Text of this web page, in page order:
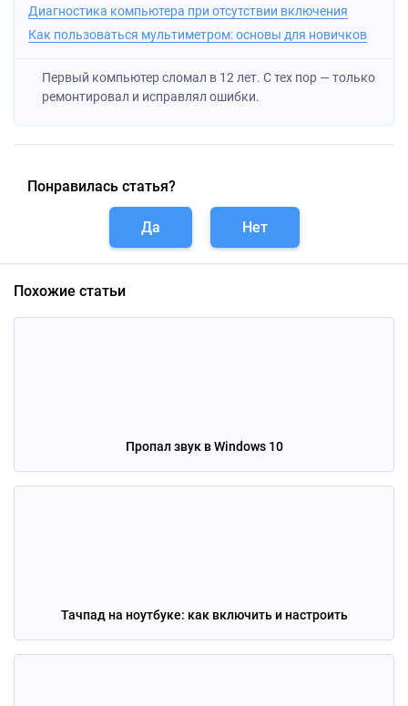
Диагностика компьютера при отсутствии включения
Как пользоваться мультиметром: основы для новичков
Первый компьютер сломал в 12 лет. С тех пор — только
ремонтировал и исправлял ошибки.
Понравилась статья?
Да Нет
Похожие статьи
Пропал звук в Windows 10
Тачпад на ноутбуке: как включить и настроить